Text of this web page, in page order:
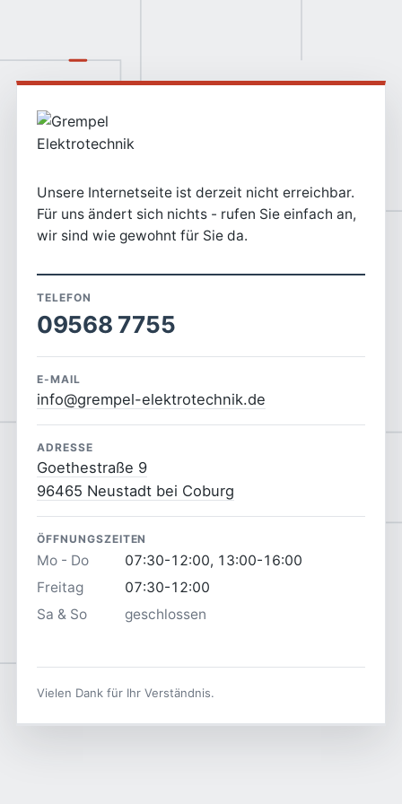
Unsere Internetseite ist derzeit nicht erreichbar.
Für uns ändert sich nichts - rufen Sie einfach an,
wir sind wie gewohnt für Sie da.
TELEFON
09568 7755
E-MAIL
info@grempel-elektrotechnik.de
ADRESSE
Goethestraße 9
96465 Neustadt bei Coburg
ÖFFNUNGSZEITEN
Mo - Do
07:30-12:00, 13:00-16:00
Freitag
07:30-12:00
Sa & So
geschlossen
Vielen Dank für Ihr Verständnis.